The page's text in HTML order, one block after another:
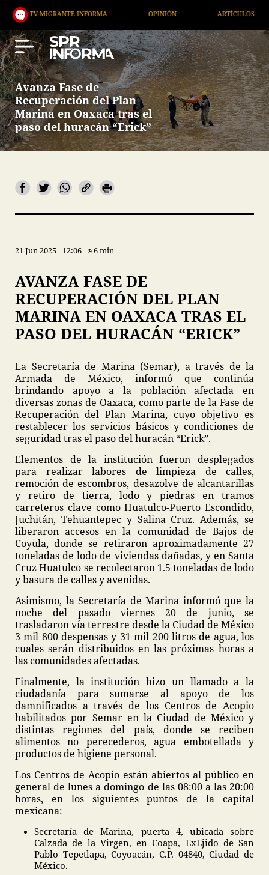
INFORMA OPINIÓN ARTÍCULOS
Avanza Fase de
Recuperación del Plan
Marina en Oaxaca tras el
paso del huracán “Erick”
21 Jun 2025 12:06 6 min
AVANZA FASE DE
RECUPERACIÓN DEL PLAN
MARINA EN OAXACA TRAS EL
PASO DEL HURACÁN “ERICK”
La Secretaría de Marina (Semar), a través de la
Armada de México, informó que continúa
brindando apoyo a la población afectada en
diversas zonas de Oaxaca, como parte de la Fase de
Recuperación del Plan Marina, cuyo objetivo es
restablecer los servicios básicos y condiciones de
seguridad tras el paso del huracán “Erick”.
Elementos de la institución fueron desplegados
para realizar labores de limpieza de calles,
remoción de escombros, desazolve de alcantarillas
y retiro de tierra, lodo y piedras en tramos
carreteros clave como Huatulco-Puerto Escondido,
Juchitán, Tehuantepec y Salina Cruz. Además, se
liberaron accesos en la comunidad de Bajos de
Coyula, donde se retiraron aproximadamente 27
toneladas de lodo de viviendas dañadas, y en Santa
Cruz Huatulco se recolectaron 1.5 toneladas de lodo
y basura de calles y avenidas.
Asimismo, la Secretaría de Marina informó que la
noche del pasado viernes 20 de junio, se
trasladaron vía terrestre desde la Ciudad de México
3 mil 800 despensas y 31 mil 200 litros de agua, los
cuales serán distribuidos en las próximas horas a
las comunidades afectadas.
Finalmente, la institución hizo un llamado a la
ciudadanía para sumarse al apoyo de los
damnificados a través de los Centros de Acopio
habilitados por Semar en la Ciudad de México y
distintas regiones del país, donde se reciben
alimentos no perecederos, agua embotellada y
productos de higiene personal.
Los Centros de Acopio están abiertos al público en
general de lunes a domingo de las 08:00 a las 20:00
horas, en los siguientes puntos de la capital
mexicana:
Secretaría de Marina, puerta 4, ubicada sobre
Calzada de la Virgen, en Coapa, ExEjido de San
Pablo Tepetlapa, Coyoacán, C.P. 04840, Ciudad de
México.